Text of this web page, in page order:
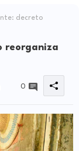
decreto
reorganiza
0